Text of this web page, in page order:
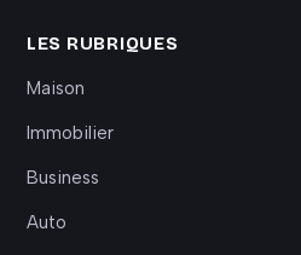
LES RUBRIQUES
Maison
Immobilier
Business
Auto